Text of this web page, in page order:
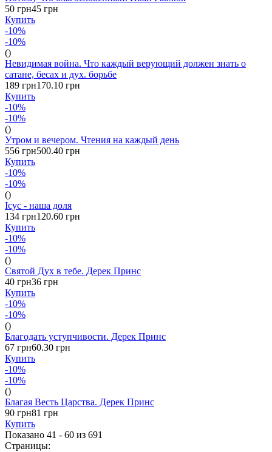
50 грн45 грн
Купить
-10%
-10%
()
Невидимая война. Что каждый верующий должен знать о
сатане, бесах и дух. борьбе
189 грн170.10 грн
Купить
-10%
-10%
()
Утром и вечером. Чтения на каждый день
556 грн500.40 грн
Купить
-10%
-10%
()
Ісус - наша доля
134 грн120.60 грн
Купить
-10%
-10%
()
Святой Дух в тебе. Дерек Принс
40 грн36 грн
Купить
-10%
-10%
()
Благодать уступчивости. Дерек Принс
67 грн60.30 грн
Купить
-10%
-10%
()
Благая Весть Царства. Дерек Принс
90 грн81 грн
Купить
Показано 41 - 60 из 691
Страницы: